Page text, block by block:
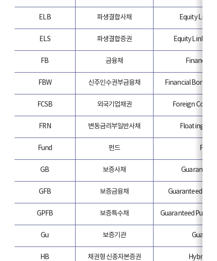
ELB 파생결합사채 Equity
ELS 파생결합증권 Equity Linked
FB 금융채 Financial
FBW 신주인수권부금융채 Financial Bond
FCSB 외국기업채권 Foreign
FRN 변동금리부일반사채 Floating
Fund 펀드 Fund
GB 보증사채 Guaranteed
GFB 보증금융채 Guaranteed
GPFB 보증특수채 Guaranteed Public
Gu 보증기관
HB 채권형 신종자본증권 Hybrid